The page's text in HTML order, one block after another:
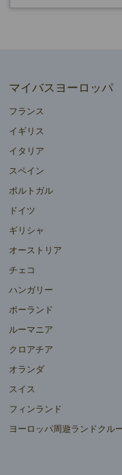
マイバスヨーロッパ
フランス
イギリス
イタリア
スペイン
ポルトガル
ドイツ
ギリシャ
オーストリア
チェコ
ハンガリー
ポーランド
ルーマニア
クロアチア
オランダ
スイス
フィンランド
ヨーロッパ周遊ランドクル